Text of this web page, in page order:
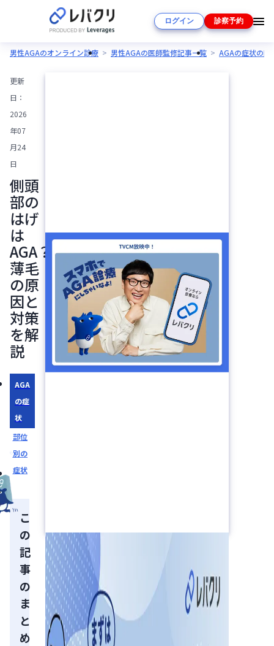
ログイン 診察予約
男性AGAのオンライン診療 男性AGAの医師監修記事一覧 AGAの症状の医
更新
日：
2026
年07
月24
日
側頭
部の
はげ
は
AGA？
薄毛
の原
因と
対策
を解
説
AGA
の症
状
部位
別の
症状
こ
の
記
事
の
ま
と
め